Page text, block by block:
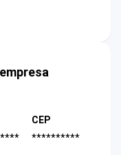
CEP
**********